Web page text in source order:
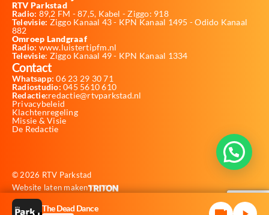
RTV Parkstad
Radio: 89,2 FM - 87,5, Kabel - Ziggo: 918
Televisie: Ziggo Kanaal 43 - KPN Kanaal 1495 - Odido Kanaal
882
Omroep Landgraaf
Radio: www.luistertipfm.nl
Televisie: Ziggo Kanaal 49 - KPN Kanaal 1334
Contact
Whatsapp: 06 23 29 30 71
Radiostudio: 045 5610 610
Redactie:redactie@rtvparkstad.nl
Privacybeleid
Klachtenregeling
Missie & Visie
De Redactie
© 2026 RTV Parkstad
Website laten maken
The Dead Dance